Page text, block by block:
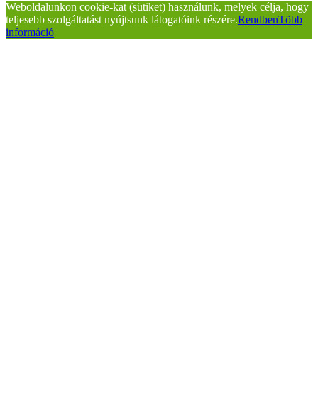
Weboldalunkon cookie-kat (sütiket) használunk, melyek célja, hogy
teljesebb szolgáltatást nyújtsunk látogatóink részére.RendbenTöbb
információ